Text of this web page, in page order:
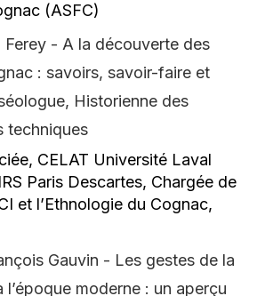
(ASFC)
Ferey - A la découverte des
: savoirs, savoir-faire et
Historienne des
techniques
CELAT Université Laval
Paris Descartes, Chargée de
et l’Ethnologie du Cognac,
Gauvin - Les gestes de la
l’époque moderne : un aperçu